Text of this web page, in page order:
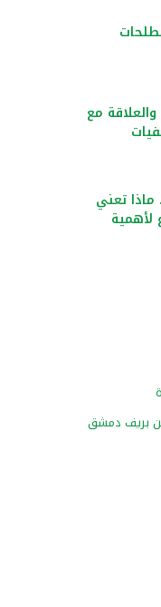
مع
تعني
لأهمية
بريف دمشق